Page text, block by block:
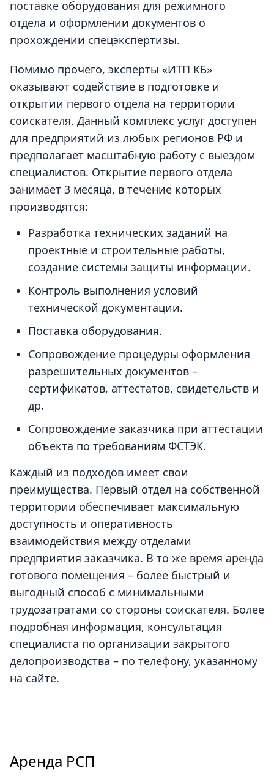
поставке оборудования для режимного
отдела и оформлении документов о
прохождении спецэкспертизы.
Помимо прочего, эксперты «ИТП КБ»
оказывают содействие в подготовке и
открытии первого отдела на территории
соискателя. Данный комплекс услуг доступен
для предприятий из любых регионов РФ и
предполагает масштабную работу с выездом
специалистов. Открытие первого отдела
занимает 3 месяца, в течение которых
производятся:
Разработка технических заданий на
проектные и строительные работы,
создание системы защиты информации.
Контроль выполнения условий
технической документации.
Поставка оборудования.
Сопровождение процедуры оформления
разрешительных документов –
сертификатов, аттестатов, свидетельств и
др.
Сопровождение заказчика при аттестации
объекта по требованиям ФСТЭК.
Каждый из подходов имеет свои
преимущества. Первый отдел на собственной
территории обеспечивает максимальную
доступность и оперативность
взаимодействия между отделами
предприятия заказчика. В то же время аренда
готового помещения – более быстрый и
выгодный способ с минимальными
трудозатратами со стороны соискателя. Более
подробная информация, консультация
специалиста по организации закрытого
делопроизводства – по телефону, указанному
на сайте.
Аренда РСП